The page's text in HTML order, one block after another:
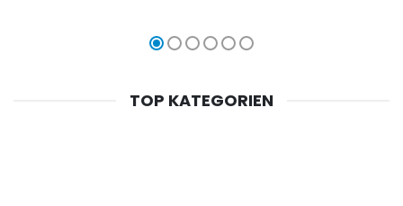
TOP KATEGORIEN